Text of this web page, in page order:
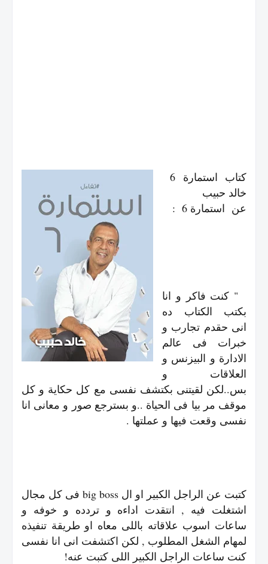
كتاب استمارة 6
خالد حبيب
عن استمارة 6 :
" كنت فاكر و انا
بكتب الكتاب ده
انى حقدم تجارب و
خبرات فى عالم
الادارة و البيزنس و
العلاقات و
بس..لكن لقيتنى بكتشف نفسى مع كل حكاية و كل
موقف مر بيا فى الحياة ..و بسترجع صور و معانى انا
نفسى وقعت فيها و عملتها .
كتبت عن الراجل الكبير او ال big boss فى كل مجال
اشتغلت فيه , انتقدت اداءه و تردده و خوفه و
ساعات اسوب علاقاته باللى معاه او طريقة تنفيذه
لمهام الشغل المطلوب , لكن اكتشفت انى انا نفسى
كنت ساعات الراجل الكبير اللى كتبت عنه!